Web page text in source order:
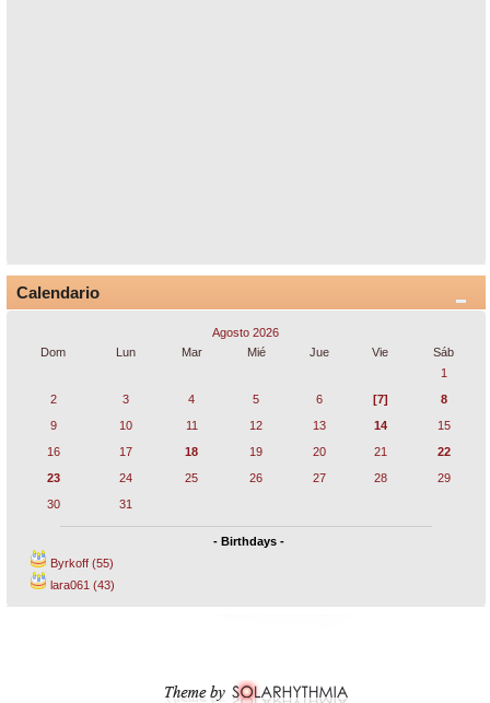
Calendario
Agosto 2026
Dom
Lun Mar Mié Jue Vie
Sáb
1
2
3 4 5 6 [7]
8
9
10 11 12 13 14
15
16
17 18 19 20 21
22
23
24 25 26 27 28
29
30
31
- Birthdays -
Byrkoff (55)
lara061 (43)